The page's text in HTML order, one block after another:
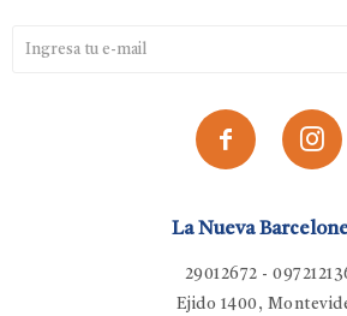
La Nueva
29012672 -
Ejido 1400,
 